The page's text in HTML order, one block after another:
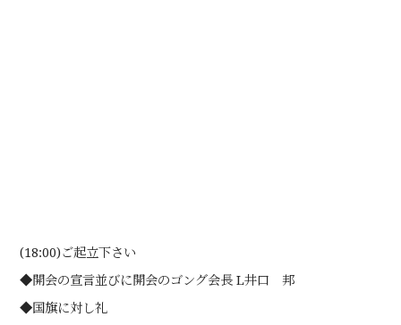
(18:00)ご起立下さい
◆開会の宣言並びに開会のゴング会長 L井口 邦
◆国旗に対し礼